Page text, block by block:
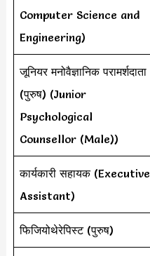
Computer Science and
Engineering)
जूनियर मनोवैज्ञानिक परामर्शदाता
(पुरुष) (Junior
Psychological
Counsellor (Male))
कार्यकारी सहायक (Executive
Assistant)
फिजियोथेरेपिस्ट (पुरुष)